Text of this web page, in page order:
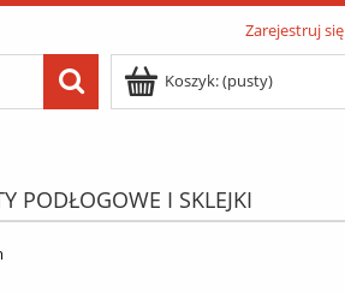
Zarejestruj się
Koszyk:(pusty)
PODŁOGOWE I SKLEJKI